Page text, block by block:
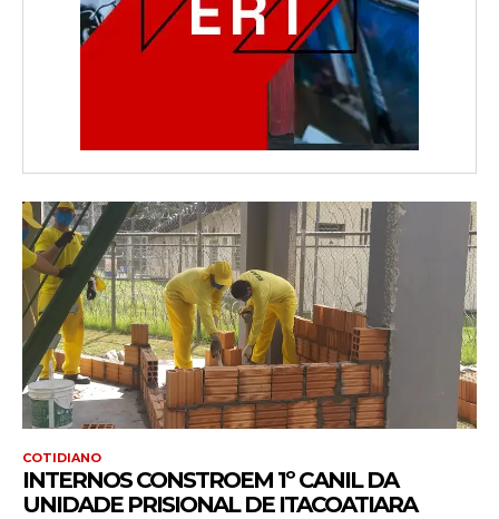
COTIDIANO
INTERNOS CONSTROEM 1º CANIL DA
UNIDADE PRISIONAL DE ITACOATIARA